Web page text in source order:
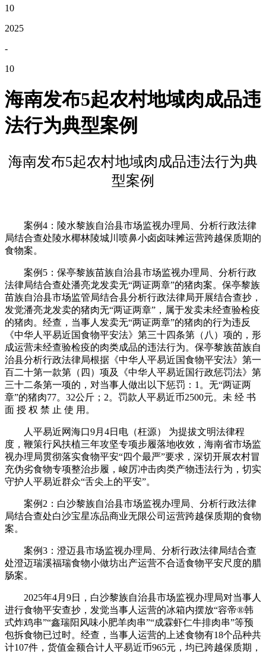
10
2025
-
10
海南发布5起农村地域肉成品违
法行为典型案例
海南发布5起农村地域肉成品违法行为典
型案例
案例4：陵水黎族自治县市场监视办理局、分析行政法律
局结合查处陵水椰林陵城川喷鼻小卤卤味摊运营跨越保质期的
食物案。
案例5：保亭黎族苗族自治县市场监视办理局、分析行政
法律局结合查处潘亮龙发卖无“两证两章”的猪肉案。保亭黎族
苗族自治县市场监管局结合县分析行政法律局开展结合查抄，
发觉潘亮龙发卖的猪肉无“两证两章”，属于发卖未经查验检疫
的猪肉。经查，当事人发卖无“两证两章”的猪肉的行为违反
《中华人平易近国食物平安法》第三十四条第（八）项的，形
成运营未经查验检疫的肉类成品的违法行为。保亭黎族苗族自
治县分析行政法律局根据《中华人平易近国食物平安法》第一
百二十第一款第（四）项及《中华人平易近国行政惩罚法》第
三十二条第一项的，对当事人做出以下惩罚：1。无“两证两
章”的猪肉77。32公斤；2。罚款人平易近币2500元。未 经 书
面 授 权 禁 止 使 用。
人平易近网海口9月4日电（枉源） 为提拔文明法律程
度，鞭策行风扶植三年攻坚专项步履落地收效，海南省市场监
视办理局贯彻落实食物平安“四个最严”要求，深切开展农村冒
充伪劣食物专项整治步履，峻厉冲击肉类产物违法行为，切实
守护人平易近群众“舌尖上的平安”。
案例2：白沙黎族自治县市场监视办理局、分析行政法律
局结合查处白沙宝星冻品商业无限公司运营跨越保质期的食物
案。
案例3：澄迈县市场监视办理局、分析行政法律局结合查
处澄迈瑞溪福瑞食物小做坊出产运营不合适食物平安尺度的腊
肠案。
2025年4月9日，白沙黎族自治县市场监视办理局对当事人
进行食物平安查抄，发觉当事人运营的冰箱内摆放“容帝®韩
式炸鸡串”“鑫瑞阳风味小肥羊肉串”“成霖虾仁牛排肉串”等预
包拆食物已过时。经查，当事人运营的上述食物有18个品种共
计107件，货值金额合计人平易近币965元，均已跨越保质期，